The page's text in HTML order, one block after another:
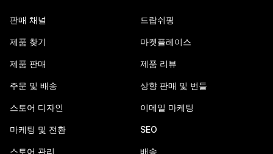
판매 채널
제품 찾기
제품 판매
주문 및 배송
스토어 디자인
마케팅 및 전환
스토어 관리
드랍쉬핑
마켓플레이스
제품 리뷰
상향 판매 및 번들
이메일 마케팅
SEO
배송